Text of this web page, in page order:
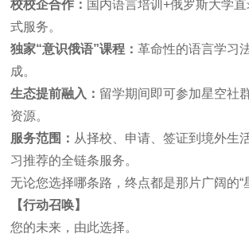
校校企合作： 国内语言培训+俄罗斯大学
式服务。
独家“意识俄语”课程：革命性的语言学习
成。
生态提前融入： 留学期间即可参加星空社
资源。
服务范围： 从择校、申请、签证到境外生
习推荐的全链条服务。
无论您选择哪条路，终点都是那片广阔的“
【行动召唤】
您的未来，由此选择。